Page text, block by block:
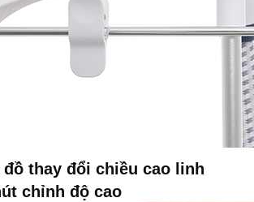
thay đổi chiều cao linh
chỉnh độ cao